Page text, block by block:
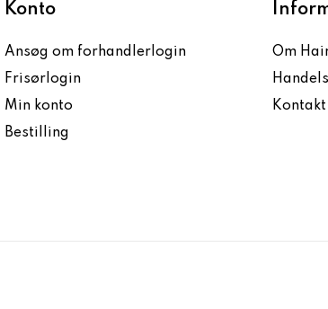
Konto
Ansøg om forhandlerlogin
Frisørlogin
Min konto
Bestilling
Om
Kontakt